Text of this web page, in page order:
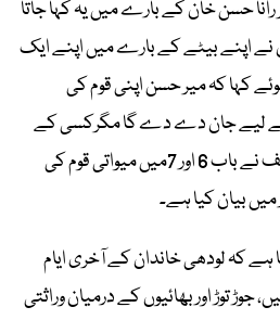
رانا حسن خان کے بارے میں یہ کہا جاتا
اپنے بیٹے کے بارے میں اپنے ایک
کہا کہ میر حسن اپنی قوم کی
لیے جان دے دے گا مگرکسی کے
سامنے نہیں جھکے گا۔ مصنف نے باب 6 اور 7میں میواتی قوم کی
میں بیان کیا ہے۔
نمبر 9میں لکھا ہے کہ لودھی خاندان کے آخری ایام
توڑ اور بھائیوں کے درمیان وراثتی